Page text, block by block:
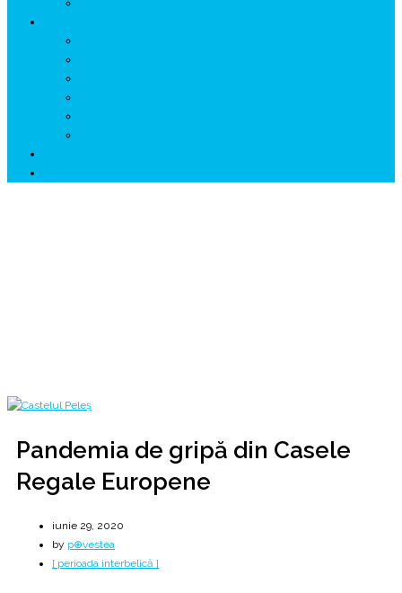
Pandemia de gripă din Casele
Regale Europene
iunie 29, 2020
by p⊕vestea
[ perioada interbelică ]